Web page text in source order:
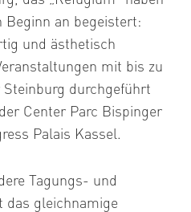
Beginn an begeistert:
und ästhetisch
mit bis zu
Steinburg durchgeführt
Center Parc Bispinger
Palais Kassel.
Tagungs- und
das gleichnamige